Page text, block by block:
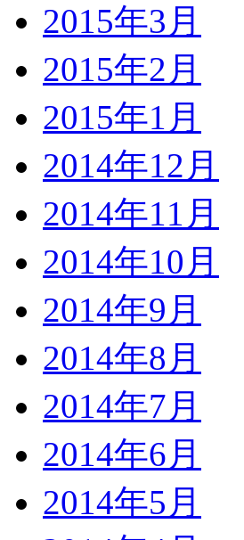
2015年3月
2015年2月
2015年1月
2014年12月
2014年11月
2014年10月
2014年9月
2014年8月
2014年7月
2014年6月
2014年5月